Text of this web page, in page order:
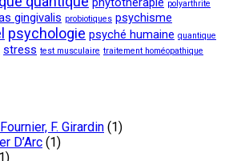
polyarthrite
gingivalis probiotiques psychisme
psychologie psyché humaine quantique
stress test musculaire traitement homéopathique
F. Girardin (1)
D’Arc (1)